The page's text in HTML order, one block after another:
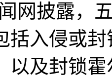
披露，五
括入侵或
以及封锁